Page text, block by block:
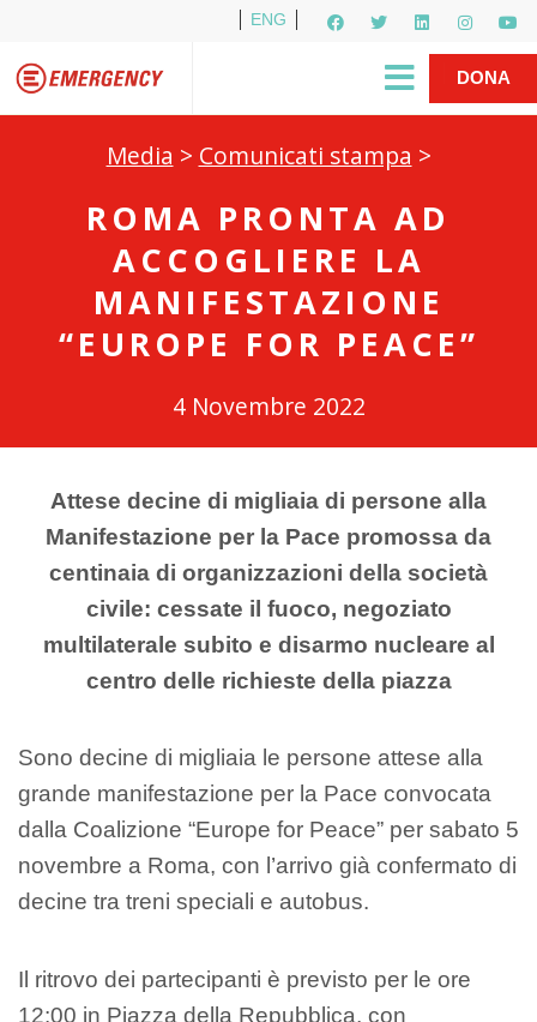
ENG
R1PUD1A
DONA
Media > Comunicati stampa >
ROMA PRONTA AD
ACCOGLIERE LA
MANIFESTAZIONE
“EUROPE FOR PEACE”
4 Novembre 2022
Attese decine di migliaia di persone alla
Manifestazione per la Pace promossa da
centinaia di organizzazioni della società
civile: cessate il fuoco, negoziato
multilaterale subito e disarmo nucleare al
centro delle richieste della piazza
Sono decine di migliaia le persone attese alla
grande manifestazione per la Pace convocata
dalla Coalizione “Europe for Peace” per sabato 5
novembre a Roma, con l’arrivo già confermato di
decine tra treni speciali e autobus.
Il ritrovo dei partecipanti è previsto per le ore
12:00 in Piazza della Repubblica, con